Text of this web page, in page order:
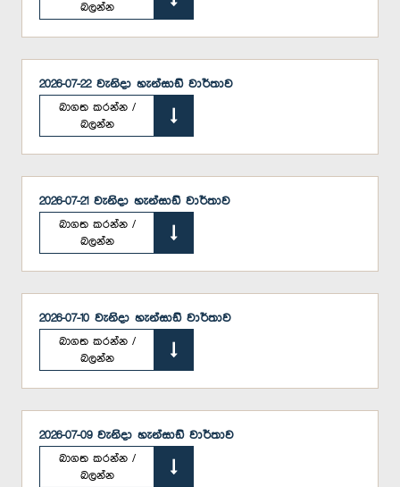
බලන්න
2026-07-22 වැනිදා හැන්සාඩ් වාර්තාව
බාගත කරන්න /
බලන්න
2026-07-21 වැනිදා හැන්සාඩ් වාර්තාව
බාගත කරන්න /
බලන්න
2026-07-10 වැනිදා හැන්සාඩ් වාර්තාව
බාගත කරන්න /
බලන්න
2026-07-09 වැනිදා හැන්සාඩ් වාර්තාව
බාගත කරන්න /
බලන්න